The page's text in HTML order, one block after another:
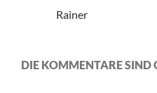
Rainer
DIE KOMMENTARE SIND